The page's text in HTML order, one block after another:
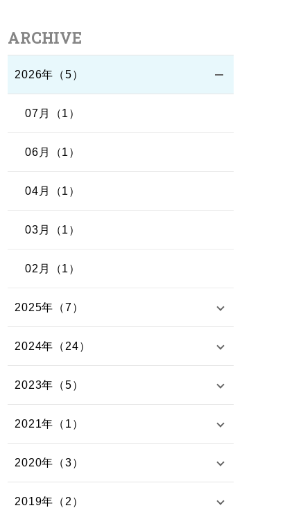
ARCHIVE
2026年（5）
07月（1）
06月（1）
04月（1）
03月（1）
02月（1）
2025年（7）
2024年（24）
2023年（5）
2021年（1）
2020年（3）
2019年（2）